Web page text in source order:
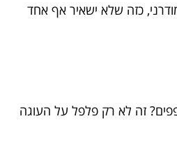
כזה שלא ישאיר אף אחד
זה לא רק פלפל על העוגה